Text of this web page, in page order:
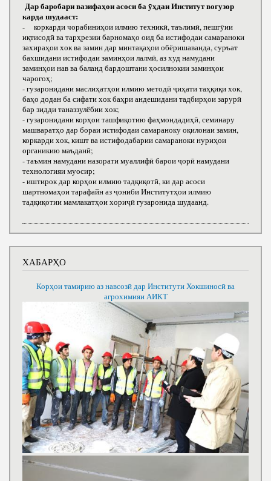
Дар баробари вазифаҳои асоси ба ӯҳдаи Институт вогузор
карда шудааст:
- коркарди чорабиниҳои илмию техникӣ, таълимӣ, пешгӯии
иқтисодӣ ва тарҳрезии барномаҳо оид ба истифодаи самараноки
захираҳои хок ва замин дар минтақаҳои обёришаванда, суръат
бахшидани истифодаи заминҳои лалмӣ, аз худ намудани
заминҳои нав ва баланд бардоштани ҳосилнокии заминҳои
чарогоҳ;
- гузаронидани маслиҳатҳои илмию методӣ ҷиҳати таҳқиқи хок,
баҳо додан ба сифати хок баҳри андешидани тадбирҳои зарурӣ
бар зидди таназзулёбии хок;
- гузаронидани корҳои ташфиқотию фаҳмондадиҳӣ, семинару
машваратҳо дар бораи истифодаи самараноку оқилонаи замин,
коркарди хок, кишт ва истифодабарии самараноки нуриҳои
органикию маъданӣ;
- таъмин намудани назорати муаллифӣ барои ҷорӣ намудани
технологияи муосир;
- иштирок дар корҳои илмию тадқиқотӣ, ки дар асоси
шартномаҳои тарафайн аз ҷониби Институтҳои илмию
тадқиқотии мамлакатҳои хориҷӣ гузаронида шудаанд.
ХАБАРҲО
Корҳои тамирию аз навсозӣ дар Институти Хокшиносӣ ва
агрохимияи АИКТ